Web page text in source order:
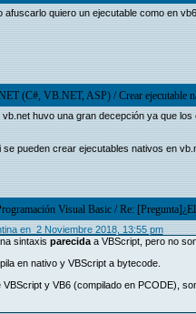
afuscarlo quiero un ejecutable como en
(C#, VB.NET, ASP)/Crear ejecutable
huvo una gran decepción ya que
pueden crear ejecutables nativos en
Visual Basic/Re:
en 2 Noviembre 2018, 13:55 pm
sintaxis parecidaa VBScript, pero no
en nativo y VBScript a bytecode.
y VB6 (compilado en PCODE),